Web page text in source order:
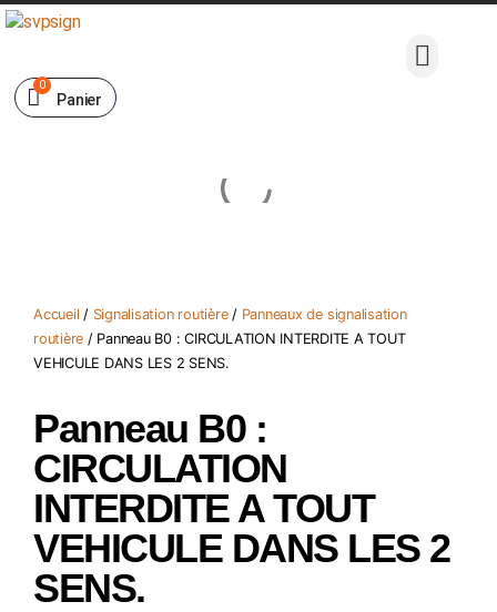
Panier
0
Accueil / Signalisation routière/ Panneaux de signalisation
routière / Panneau B0 : CIRCULATION INTERDITE A TOUT
VEHICULE DANS LES 2 SENS.
Panneau B0 :
CIRCULATION
INTERDITE A TOUT
VEHICULE DANS LES 2
SENS.